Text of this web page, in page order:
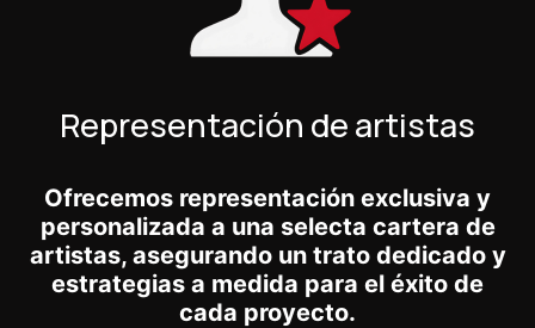
Representación de artistas
Ofrecemos representación exclusiva y
personalizada a una selecta cartera de
artistas, asegurando un trato dedicado y
estrategias a medida para el éxito de
cada proyecto.